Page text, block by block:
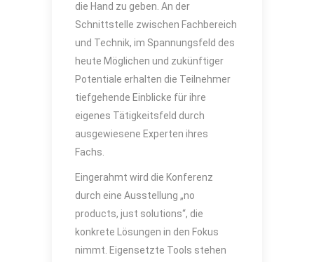
die Hand zu geben. An der
Schnittstelle zwischen Fachbereich
und Technik, im Spannungsfeld des
heute Möglichen und zukünftiger
Potentiale erhalten die Teilnehmer
tiefgehende Einblicke für ihre
eigenes Tätigkeitsfeld durch
ausgewiesene Experten ihres
Fachs.
Eingerahmt wird die Konferenz
durch eine Ausstellung „no
products, just solutions“, die
konkrete Lösungen in den Fokus
nimmt. Eigensetzte Tools stehen